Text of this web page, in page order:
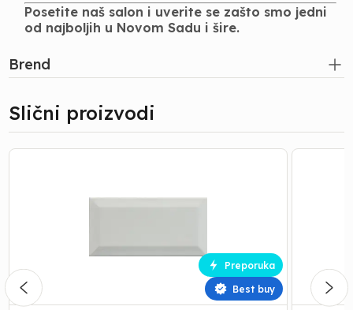
Posetite naš salon i uverite se zašto smo jedni
od najboljih u Novom Sadu i šire.
Brend
Slični proizvodi
Pločice
10x20
0.8
Preporuka
Best buy
Pločice
10x20